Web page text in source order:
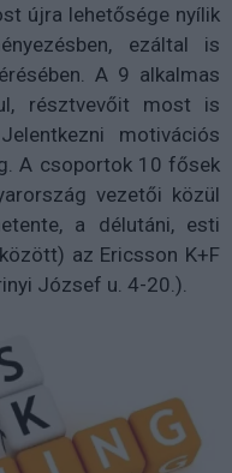
újra lehetősége nyílik
ezáltal is
A 9 alkalmas
résztvevőit most is
motivációs
A csoportok 10 fősek
vezetői közül
a délutáni, esti
az Ericsson K+F
József u. 4-20.).